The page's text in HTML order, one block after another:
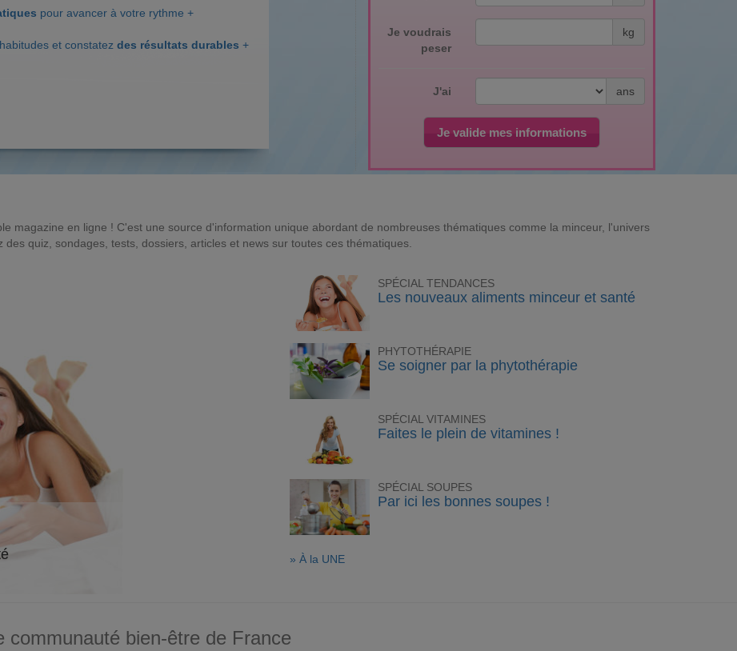
Je voudrais
peser
kg
J'ai ans
Je valide mes informations
pour avancer à votre rythme +
et constatez des résultats durables +
magazine en ligne ! C'est une source d'information unique abordant de nombreuses thématiques comme la minceur, l'univers
quiz, sondages, tests, dossiers, articles et news sur toutes ces thématiques.
SPÉCIAL TENDANCES
Les nouveaux aliments minceur et santé
PHYTOTHÉRAPIE
Se soigner par la phytothérapie
SPÉCIAL VITAMINES
Faites le plein de vitamines !
SPÉCIAL SOUPES
Par ici les bonnes soupes !
» À la UNE
communauté bien-être de France